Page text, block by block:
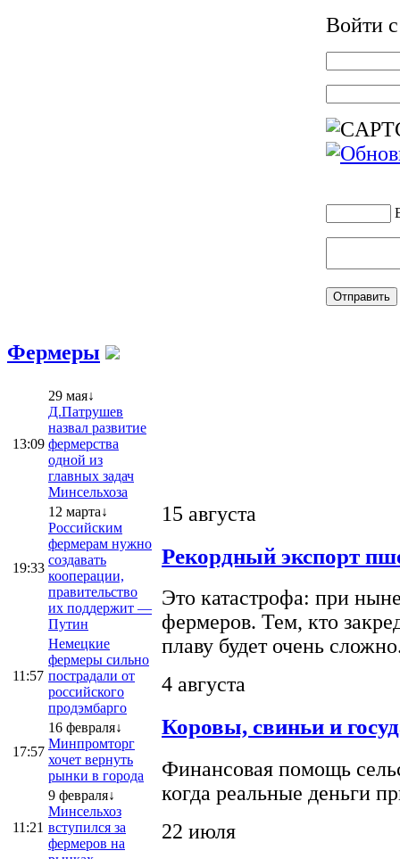
Войти
Фермеры
13:09
29 мая↓
Д.Патрушев
назвал развитие
фермерства
одной из
главных задач
Минсельхоза
19:33
12 марта↓
Российским
фермерам нужно
создавать
кооперации,
правительство
их поддержит —
Путин
11:57
Немецкие
фермеры сильно
пострадали от
российского
продэмбарго
17:57
16 февраля↓
Минпромторг
хочет вернуть
рынки в города
11:21
9 февраля↓
Минсельхоз
вступился за
фермеров на
15 августа
Рекордный экспорт
Это катастрофа: при
фермеров. Тем, кто
плаву будет очень
4 августа
Коровы, свиньи и
Финансовая помощь
когда реальные деньги
22 июля